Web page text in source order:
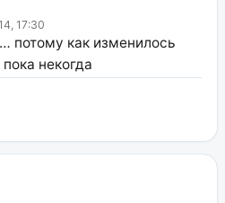
17:30
потому как изменилось
некогда